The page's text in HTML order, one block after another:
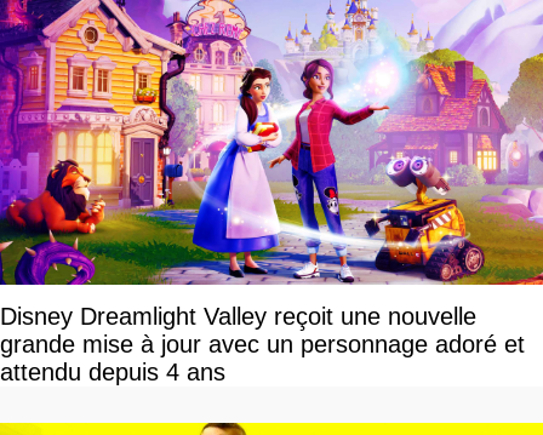
Disney Dreamlight Valley reçoit une nouvelle
grande mise à jour avec un personnage adoré et
attendu depuis 4 ans